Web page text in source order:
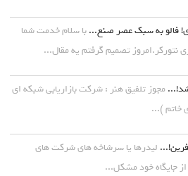
ای! فالو به سبک عصر صنع... با سلام خدمت شما
نتورکر.امروز تصمیم گرفتم یه مقال...
مجوز تلفیق هنر : شرکت بازاریابی شبکه ای
خاتم )...
لیدرها یا سرشاخه های شرکت های
از جایگاه خود مشکل...